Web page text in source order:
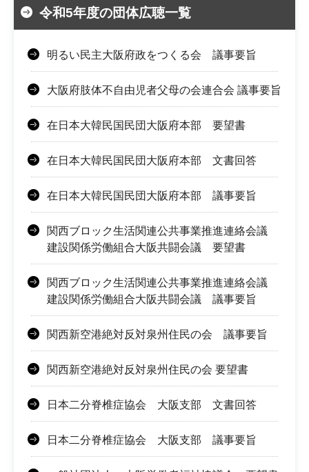
令和5年度の団体広聴一覧
明るい民主大阪府政をつくる会 議事要旨
大阪府肢体不自由児者父母の会連合会 議事要旨
在日本大韓民国民団大阪府本部 要望書
在日本大韓民国民団大阪府本部 文書回答
在日本大韓民国民団大阪府本部 議事要旨
関西ブロック生活関連公共事業推進連絡会議
建設関係労働組合大阪共闘会議 要望書
関西ブロック生活関連公共事業推進連絡会議
建設関係労働組合大阪共闘会議 議事要旨
関西新空港絶対反対泉州住民の会 議事要旨
関西新空港絶対反対泉州住民の会 要望書
日本二分脊椎症協会 大阪支部 文書回答
日本二分脊椎症協会 大阪支部 議事要旨